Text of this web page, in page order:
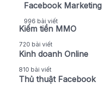
Facebook Marketing
996 bài viết
Kiếm tiền MMO
720 bài viết
Kinh doanh Online
810 bài viết
Thủ thuật Facebook